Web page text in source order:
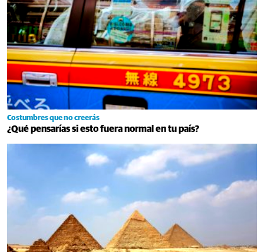
Costumbres que no creerás
¿Qué pensarías si esto fuera normal en tu país?